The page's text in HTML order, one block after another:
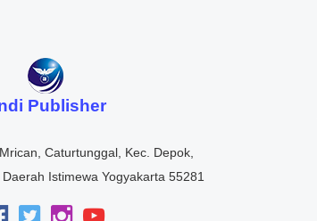
Publisher
Caturtunggal, Kec. Depok,
Istimewa Yogyakarta 55281